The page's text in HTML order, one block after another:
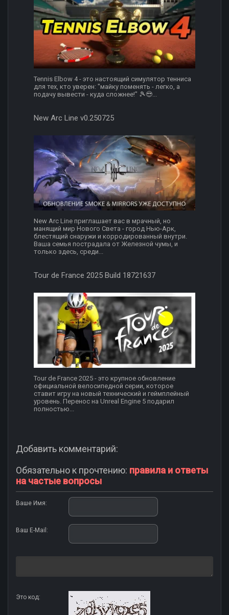
Tennis Elbow 4 - это настоящий симулятор тенниса
для тех, кто уверен: "майку поменять - легко, а
подачу вывести - куда сложнее!" 🎾😎...
New Arc Line v0.250725
New Arc Line приглашает вас в мрачный, но
манящий мир Нового Света - город Нью-Арк,
блестящий снаружи и корродированный внутри.
Ваша семья пострадала от Железной чумы, и
только здесь, среди...
Tour de France 2025 Build 18721637
Tour de France 2025 - это крупное обновление
официальной велосипедной серии, которое
ставит игру на новый технический и геймплейный
уровень. Перенос на Unreal Engine 5 подарил
полностью...
Добавить комментарий:
Обязательно к прочтению: правила и ответы
на частые вопросы
Ваше Имя:
Ваш E-Mail:
Это код: